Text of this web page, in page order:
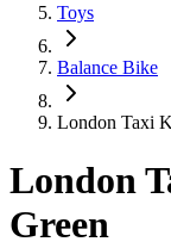
Toys
Balance Bike
London Taxi
London
Green